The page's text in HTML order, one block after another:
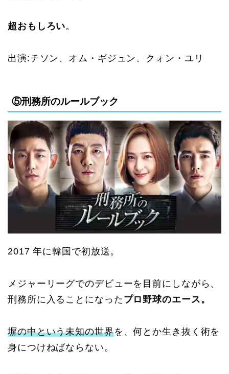
超おもしろい。
出演:チソン、オム・ギジュン、クォン・ユリ
⑤刑務所のルールブック
2017年に韓国で初放送。
メジャーリーグでのデビューを目前にしながら、
刑務所に入ることになった プロ野球のエース。
塀の中という未知の世界を、何とか生き抜く術を
身につけねばならない。